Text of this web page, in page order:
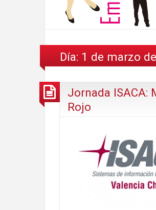
Día: 1 de marzo
Jornada ISACA:
Rojo